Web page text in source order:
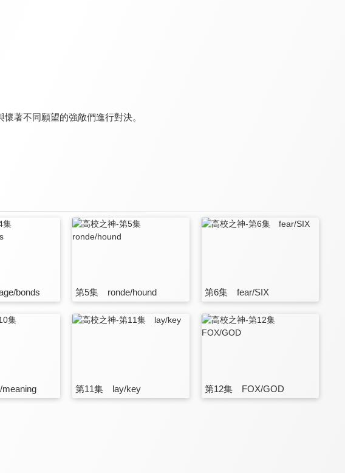
著不同願望的強敵們進行對決。
bonds 第5集 ronde/hound 第6集 fear/SIX
第11集 lay/key 第12集 FOX/GOD